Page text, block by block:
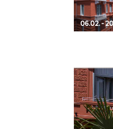
06.02. -